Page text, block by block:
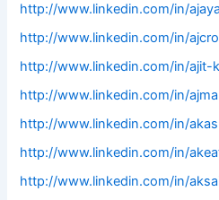
http://www.linkedin.com/in/
http://www.linkedin.com/in/
http://www.linkedin.com/in/ajit-
http://www.linkedin.com/in/
http://www.linkedin.com/in/
http://www.linkedin.com/in/
http://www.linkedin.com/in/